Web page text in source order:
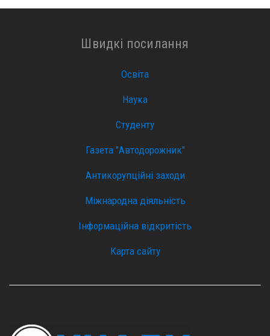
Швидкі посилання
Освіта
Наука
Студенту
Газета "Автодорожник"
Антикорупційні заходи
Міжнародна діяльність
Інформаційна відкритість
Карта сайту